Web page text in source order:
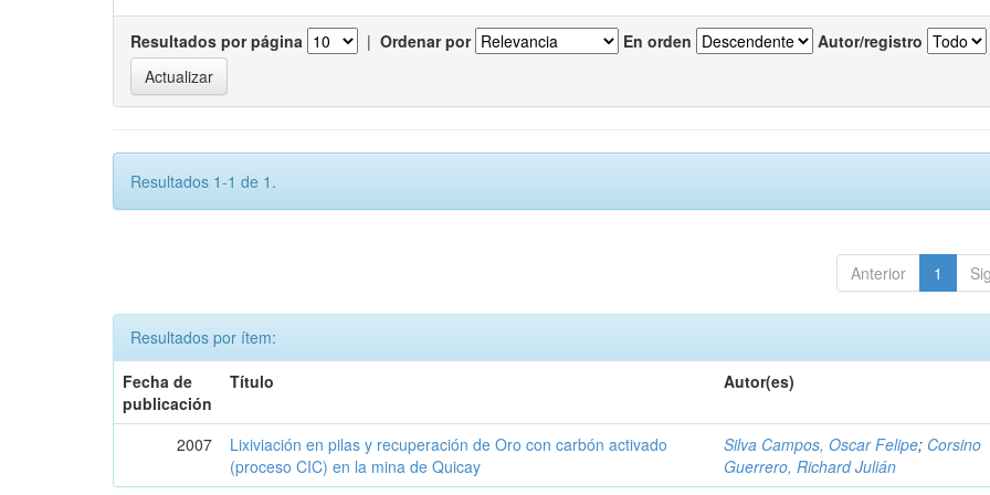
Resultados por página | Ordenar por En orden Autor/registro
Resultados 1-1 de 1.
Anterior 1
Resultados por ítem:
Fecha de
publicación
Título Autor(es)
2007
Lixiviación en pilas y recuperación de Oro con carbón activado
(proceso CIC) en la mina de Quicay
Silva Campos, Oscar Felipe; Corsino
Guerrero, Richard Julián